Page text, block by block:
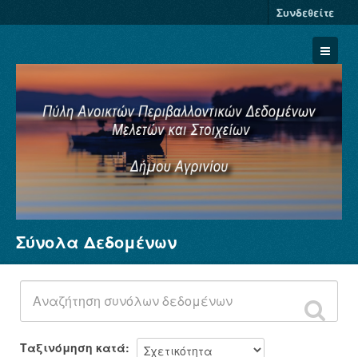
Συνδεθείτε
Σύνολα Δεδομένων
Φορείς
Ομάδες
Σχετικά
Σύνολα Δεδομένων
Ταξινόμηση κατά